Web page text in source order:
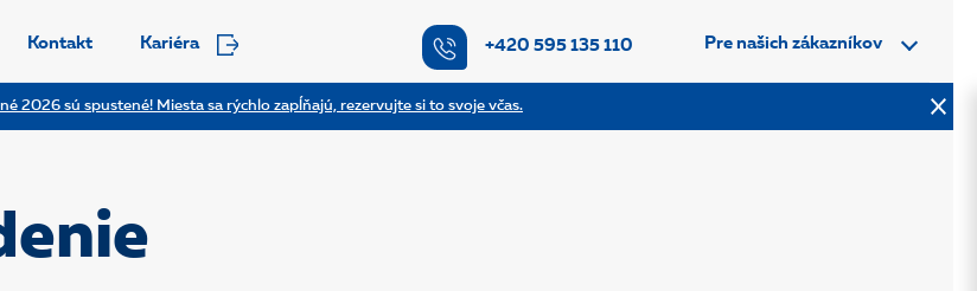
2026 sú spustené! Miesta sa rýchlo zapĺňajú, rezervujte si to svoje včas.
Kontakt Kariéra +420 595 135 110 Pre našich zákazníkov